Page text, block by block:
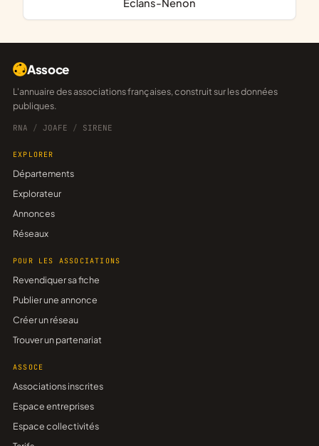
Éclans-Nenon
Assoce
L'annuaire des associations françaises, construit sur les données
publiques.
RNA / JOAFE / SIRENE
EXPLORER
Départements
Explorateur
Annonces
Réseaux
POUR LES ASSOCIATIONS
Revendiquer sa fiche
Publier une annonce
Créer un réseau
Trouver un partenariat
ASSOCE
Associations inscrites
Espace entreprises
Espace collectivités